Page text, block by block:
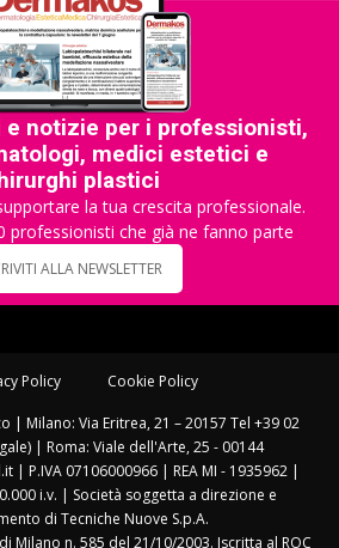
notizie per i professionisti,
medici estetici e
plastici
la tua crescita professionale.
professionisti che già ne fanno parte
ALLA NEWSLETTER
Policy Cookie Policy
| Milano: Via Eritrea, 21 – 20157 Tel +39 02
| Roma: Viale dell'Arte, 25 - 00144
| P.IVA 07106000966 | REA MI - 1935962 |
i.v. | Società soggetta a direzione e
di Tecniche Nuove S.p.A.
Milano n. 585 del 21/10/2003. Iscritta al ROC